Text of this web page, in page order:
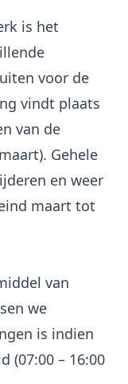
is het
voor de
vindt plaats
van de
Gehele
en weer
maart tot
van
we
is indien
(07:00 – 16:00